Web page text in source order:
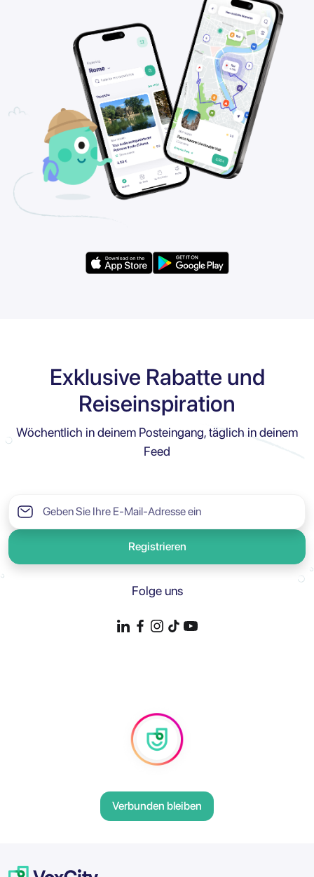
Exklusive Rabatte und
Reiseinspiration
Wöchentlich in deinem Posteingang, täglich in deinem
Feed
Registrieren
Folge uns
Verbunden bleiben